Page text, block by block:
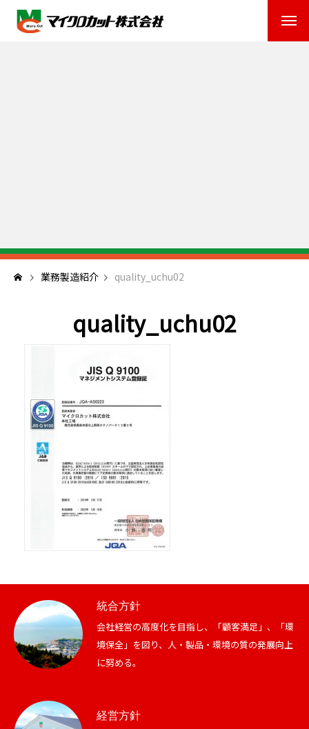
業務製造紹介 quality_uchu02
quality_uchu02
統合方針
会社経営の高度化を目指し、「顧客満足」、「環
境保全」を図り、人・製品・環境の質の発展向上
に努める。
経営方針